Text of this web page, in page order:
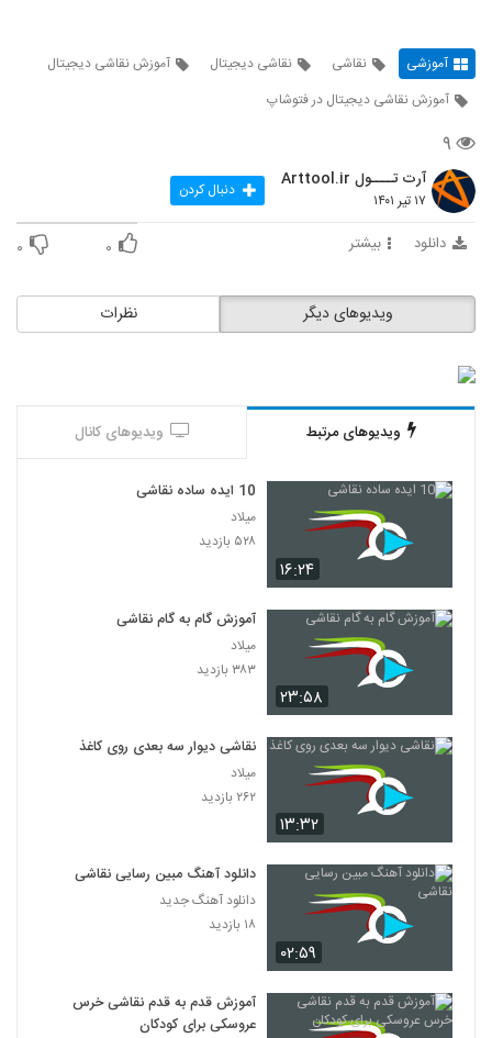
آموزشی نقاشی نقاشی دیجیتال
آموزش نقاشی دیجیتال
آموزش نقاشی دیجیتال در فتوشاپ
۹
آرت تــــول Arttool.ir
۱۷ تیر ۱۴۰۱ دنبال کردن
دانلود بیشتر ۰ ۰
نظرات ویدیوهای دیگر
ویدیوهای مرتبط ویدیوهای کانال
۱۶:۲۴
10 ایده ساده نقاشی
میلاد
۵۲۸ بازدید
۲۳:۵۸
آموزش گام به گام نقاشی
میلاد
۳۸۳ بازدید
۱۳:۳۲
نقاشی دیوار سه بعدی روی کاغذ
میلاد
۲۶۲ بازدید
۰۲:۵۹
دانلود آهنگ مبین رسایی نقاشی
دانلود آهنگ جدید
۱۸ بازدید
آموزش قدم به قدم نقاشی خرس
عروسکی برای کودکان